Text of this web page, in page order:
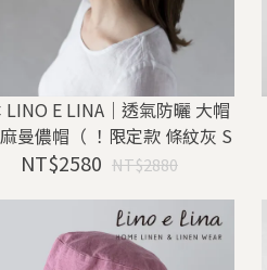
LINO E LINA｜透氣防曬 大帽
曼儂帽（ ！限定款 條紋灰 S
W008 ）
NT$2580 NT$2880